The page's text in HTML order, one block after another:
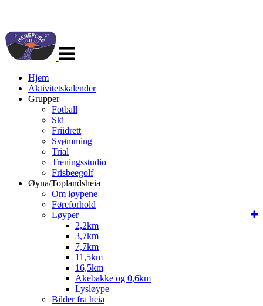
navigasjon
Hjem
Aktivitetskalender
Grupper
Fotball
Ski
Friidrett
Svømming
Trial
Treningsstudio
Frisbeegolf
Øyna/Toplandsheia
Om løypene
Føreforhold
Løyper
2,2km
3,7km
7,7km
11,5km
16,5km
Akebakke og 0,6km
Lysløype
Bilder fra heia